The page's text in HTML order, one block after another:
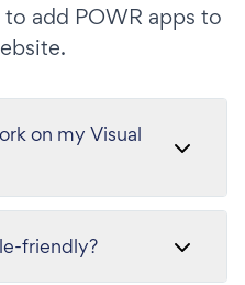
add POWR apps to
on my Visual
friendly?